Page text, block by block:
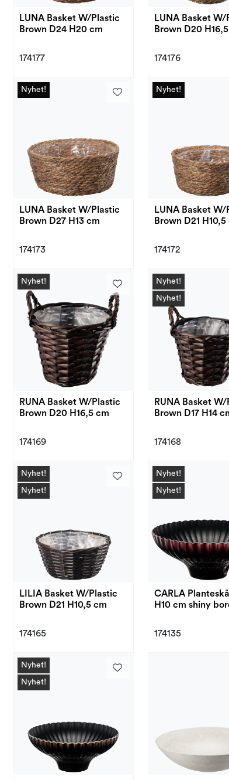
LUNA Basket W/Plastic
Brown D24 H20 cm
174177
LUNA Basket W/
Brown D20
174176
Nyhet!
Nyhet!
LUNA Basket W/Plastic
Brown D27 H13 cm
174173
Nyhet!
Nyhet!
LUNA Basket W/
Brown D21 H10,5
174172
Nyhet!
RUNA Basket W/Plastic
Brown D20 H16,5 cm
174169
Nyhet!
Nyhet!
RUNA Basket
Brown D17 H14
174168
Nyhet!
Nyhet!
LILIA Basket W/Plastic
Brown D21 H10,5 cm
174165
Nyhet!
Nyhet!
CARLA
H10 cm shiny
174135
Nyhet!
Nyhet!